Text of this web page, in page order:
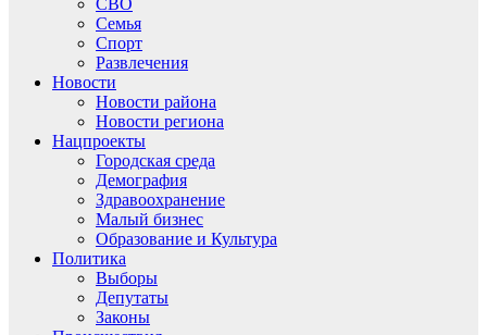
СВО
Семья
Спорт
Развлечения
Новости
Новости района
Новости региона
Нацпроекты
Городская среда
Демография
Здравоохранение
Малый бизнес
Образование и Культура
Политика
Выборы
Депутаты
Законы